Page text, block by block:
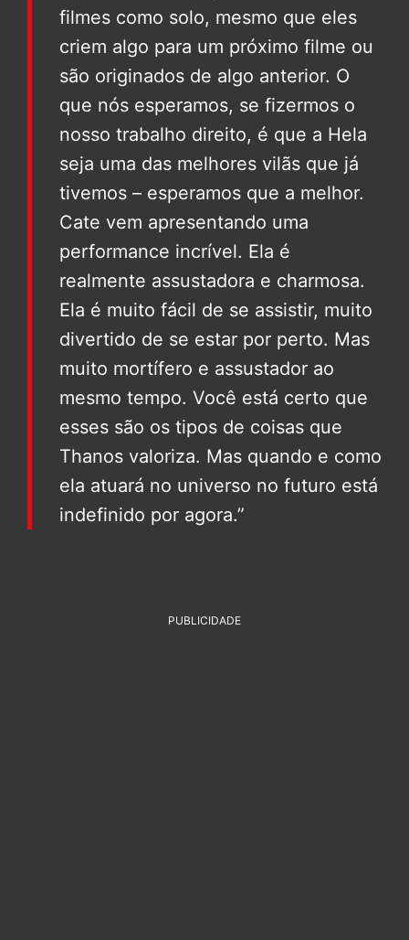
filmes como solo, mesmo que eles
criem algo para um próximo filme ou
são originados de algo anterior. O
que nós esperamos, se fizermos o
nosso trabalho direito, é que a Hela
seja uma das melhores vilãs que já
tivemos – esperamos que a melhor.
Cate vem apresentando uma
performance incrível. Ela é
realmente assustadora e charmosa.
Ela é muito fácil de se assistir, muito
divertido de se estar por perto. Mas
muito mortífero e assustador ao
mesmo tempo. Você está certo que
esses são os tipos de coisas que
Thanos valoriza. Mas quando e como
ela atuará no universo no futuro está
indefinido por agora.”
PUBLICIDADE